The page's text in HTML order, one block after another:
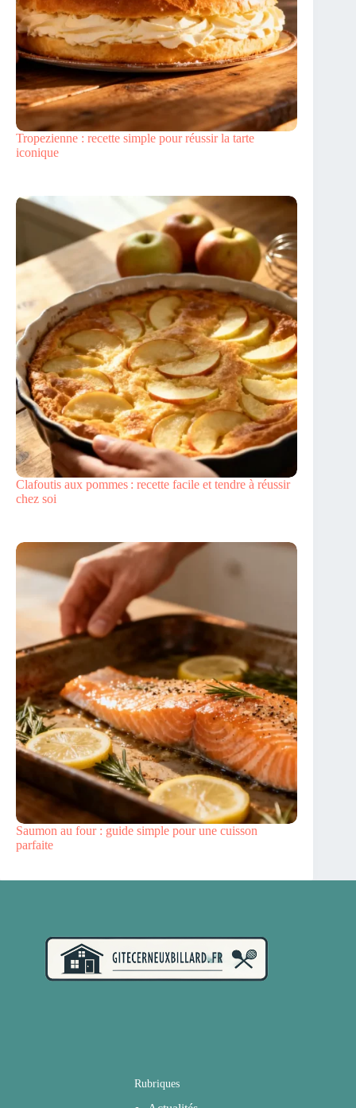
Tropezienne : recette simple pour réussir la tarte
iconique
Clafoutis aux pommes : recette facile et tendre à réussir
chez soi
Saumon au four : guide simple pour une cuisson
parfaite
Rubriques